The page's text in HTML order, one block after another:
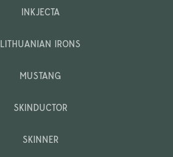
INKJECTA
LITHUANIAN IRONS
MUSTANG
SKINDUCTOR
SKINNER